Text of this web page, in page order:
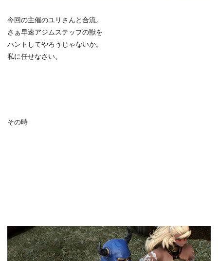
今回の主催のユリさんと合流。
さぁ早速アジムステップの獣を
ハントしてやろうじゃないか。
私に任せなさい。
その時